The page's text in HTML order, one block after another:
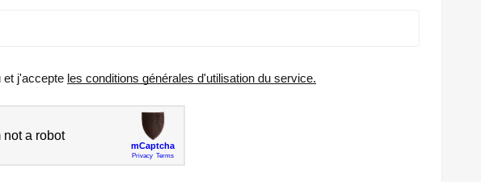
et j'accepte les conditions générales d'utilisation du service.